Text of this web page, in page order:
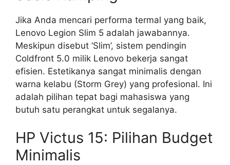
Jika Anda mencari performa termal yang baik,
Lenovo Legion Slim 5 adalah jawabannya.
Meskipun disebut ‘Slim’, sistem pendingin
Coldfront 5.0 milik Lenovo bekerja sangat
efisien. Estetikanya sangat minimalis dengan
warna kelabu (Storm Grey) yang profesional. Ini
adalah pilihan tepat bagi mahasiswa yang
butuh satu perangkat untuk segalanya.
HP Victus 15: Pilihan Budget
Minimalis